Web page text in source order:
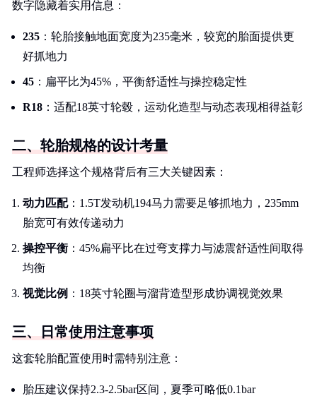
数字隐藏着实用信息：
235 ：轮胎接触地面宽度为235毫米，较宽的胎面提供更
好抓地力
45 ：扁平比为45%，平衡舒适性与操控稳定性
R18 ：适配18英寸轮毂，运动化造型与动态表现相得益彰
二、轮胎规格的设计考量
工程师选择这个规格背后有三大关键因素：
动力匹配：1.5T发动机194马力需要足够抓地力，235mm
胎宽可有效传递动力
操控平衡 ：45%扁平比在过弯支撑力与滤震舒适性间取得
均衡
视觉比例 ：18英寸轮圈与溜背造型形成协调视觉效果
三、日常使用注意事项
这套轮胎配置使用时需特别注意：
胎压建议保持2.3-2.5bar区间，夏季可略低0.1bar